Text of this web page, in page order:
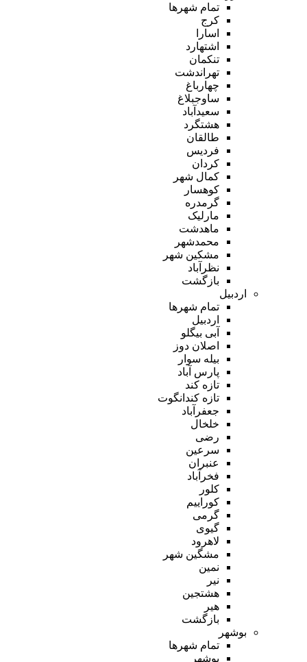
تمام شهر‌ها
کرج
اسارا
اشتهارد
تنکمان
تهراندشت
چهارباغ
ساوجبلاغ
سعیدآباد
هشتگرد
طالقان
فردیس
کردان
کمال شهر
کوهسار
گرمدره
مارلیک
ماهدشت
محمدشهر
مشکین شهر
نظرآباد
بازگشت
اردبیل
تمام شهر‌ها
اردبیل
آبی بیگلو
اصلان دوز
بیله سوار
پارس آباد
تازه کند
تازه کندانگوت
جعفرآباد
خلخال
رضی
سرعین
عنبران
فخرآباد
کلور
کوراییم
گرمی
گیوی
لاهرود
مشگین شهر
نمین
نیر
هشتجین
هیر
بازگشت
بوشهر
تمام شهر‌ها
بوشهر